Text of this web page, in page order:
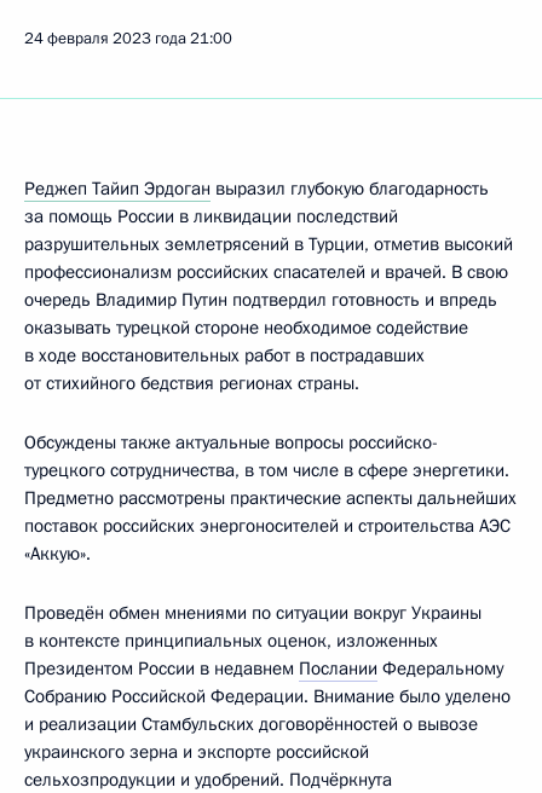
24 февраля 2023 года21:00
Реджеп Тайип Эрдоган выразил глубокую благодарность
за помощь России в ликвидации последствий
разрушительных землетрясений в Турции, отметив высокий
профессионализм российских спасателей и врачей. В свою
очередь Владимир Путин подтвердил готовность и впредь
оказывать турецкой стороне необходимое содействие
в ходе восстановительных работ в пострадавших
от стихийного бедствия регионах страны.
Обсуждены также актуальные вопросы российско-
турецкого сотрудничества, в том числе в сфере энергетики.
Предметно рассмотрены практические аспекты дальнейших
поставок российских энергоносителей и строительства АЭС
«Аккую».
Проведён обмен мнениями по ситуации вокруг Украины
в контексте принципиальных оценок, изложенных
Президентом России в недавнем Послании Федеральному
Собранию Российской Федерации. Внимание было уделено
и реализации Стамбульских договорённостей о вывозе
украинского зерна и экспорте российской
сельхозпродукции и удобрений. Подчёркнута